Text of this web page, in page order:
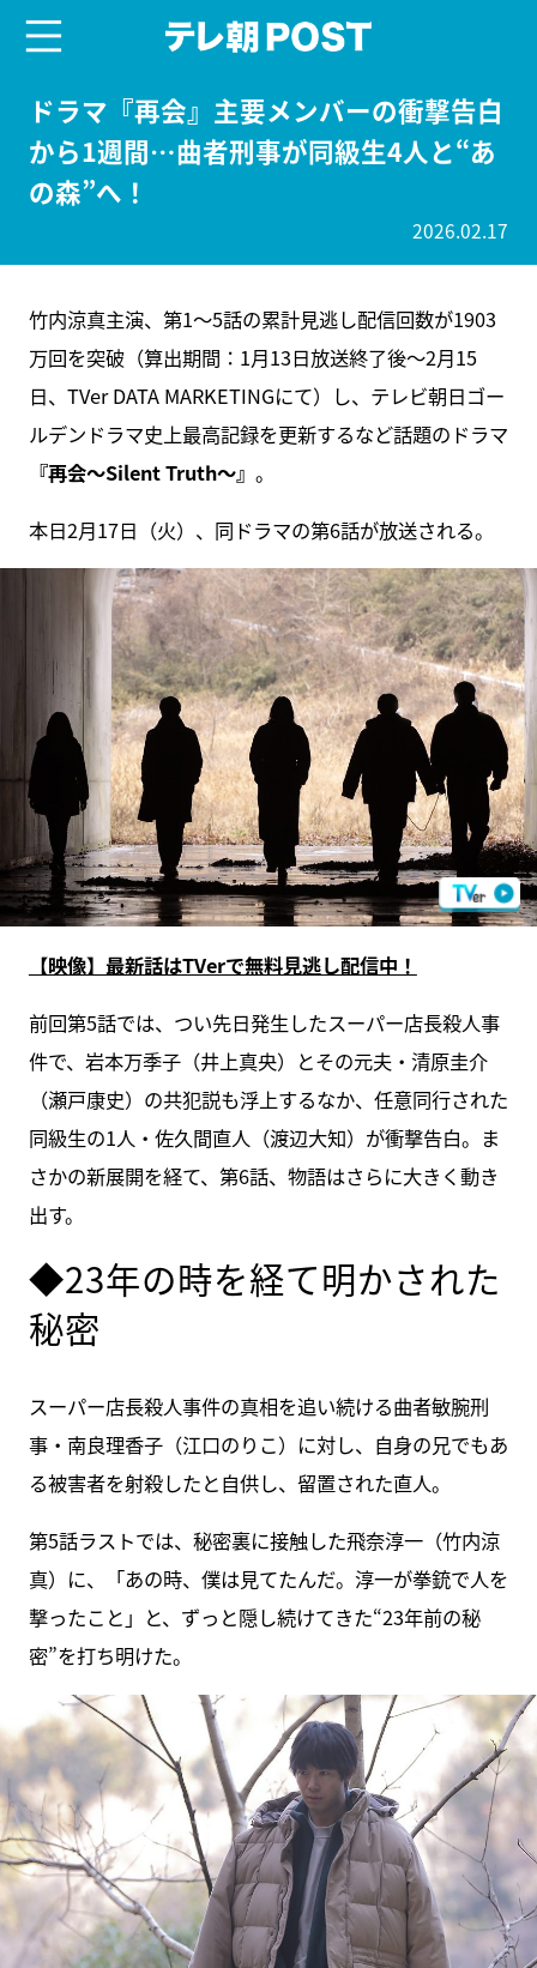
ドラマ『再会』主要メンバーの衝撃告白
から1週間…曲者刑事が同級生4人と“あ
の森”へ！
2026.02.17
竹内涼真主演、第1～5話の累計見逃し配信回数が1903
万回を突破（算出期間：1月13日放送終了後～2月15
日、TVer DATA MARKETINGにて）し、テレビ朝日ゴー
ルデンドラマ史上最高記録を更新するなど話題のドラマ
『再会～Silent Truth～』 。
本日2月17日（火）、同ドラマの第6話が放送される。
【映像】最新話はTVerで無料見逃し配信中！
前回第5話では、つい先日発生したスーパー店長殺人事
件で、岩本万季子（井上真央）とその元夫・清原圭介
（瀬戸康史）の共犯説も浮上するなか、任意同行された
同級生の1人・佐久間直人（渡辺大知）が衝撃告白。ま
さかの新展開を経て、第6話、物語はさらに大きく動き
出す。
◆23年の時を経て明かされた
秘密
スーパー店長殺人事件の真相を追い続ける曲者敏腕刑
事・南良理香子（江口のりこ）に対し、自身の兄でもあ
る被害者を射殺したと自供し、留置された直人。
第5話ラストでは、秘密裏に接触した飛奈淳一（竹内涼
真）に、「あの時、僕は見てたんだ。淳一が拳銃で人を
撃ったこと」と、ずっと隠し続けてきた“23年前の秘
密”を打ち明けた。